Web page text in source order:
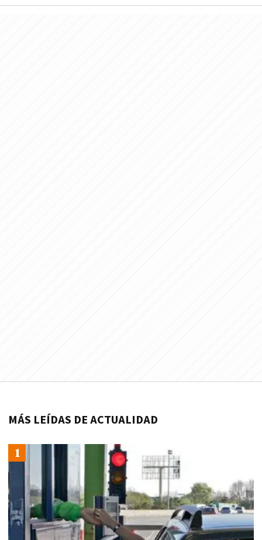
MÁS LEÍDAS DE ACTUALIDAD